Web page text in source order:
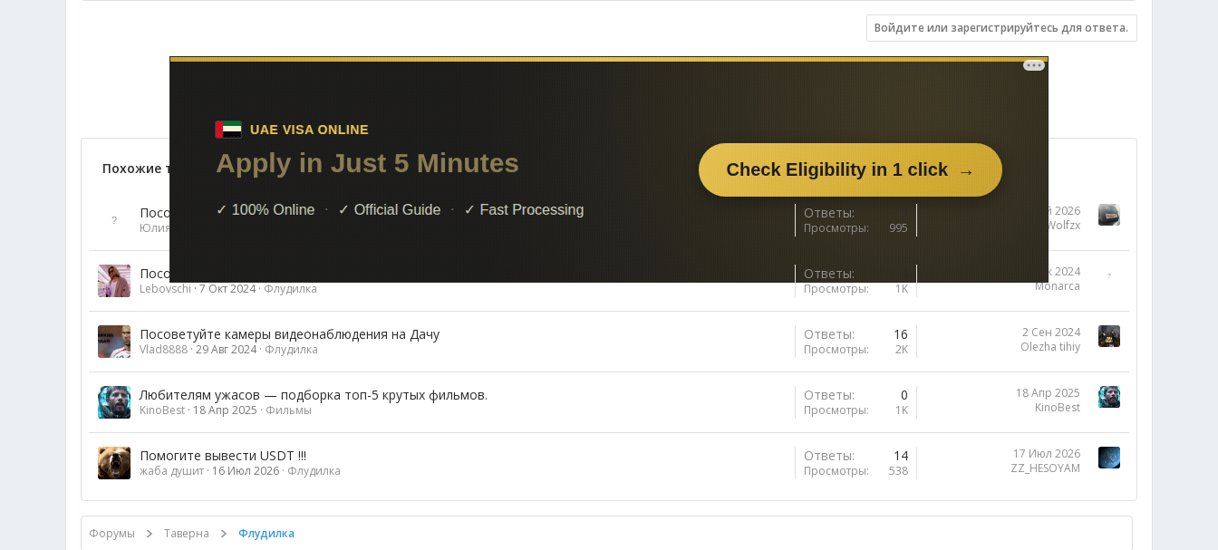
Войдите или зарегистрируйтесь для ответа.
Похожие темы
Посоветуйте официальный сайт, где скачать ГИМП
Юлия555
Ответы
Просмотры 995
24 Май 2026
icyWolfzx
Посоветуйте обменники
Lebovschi 7 Окт 2024 Флудилка
Ответы
Просмотры 1K
1 Дек 2024
Monarca
Посоветуйте камеры видеонаблюдения на Дачу
Vlad8888 29 Авг 2024 Флудилка
Ответы 16
Просмотры 2K
2 Сен 2024
Olezha tihiy
Любителям ужасов — подборка топ-5 крутых фильмов.
KinoBest 18 Апр 2025 Фильмы
Ответы 0
Просмотры 1K
18 Апр 2025
KinoBest
Помогите вывести USDT !!!
жаба душит 16 Июл 2026 Флудилка
Ответы 14
Просмотры 538
17 Июл 2026
ZZ_HESOYAM
Форумы Таверна Флудилка